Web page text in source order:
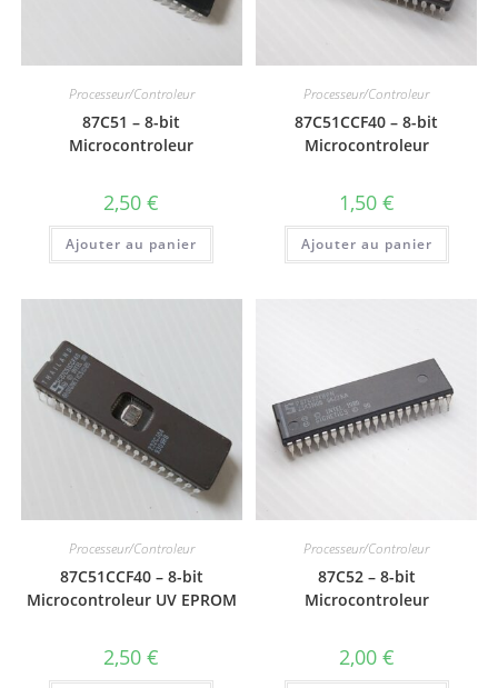
Processeur/Controleur
87C51 – 8-bit
Microcontroleur
2,50€
Ajouter au panier
Processeur/Controleur
87C51CCF40 – 8-bit
Microcontroleur
1,50 €
Ajouter au panier
Processeur/Controleur
87C51CCF40 – 8-bit
Microcontroleur UV EPROM
2,50€
Processeur/Controleur
87C52 – 8-bit
Microcontroleur
2,00 €